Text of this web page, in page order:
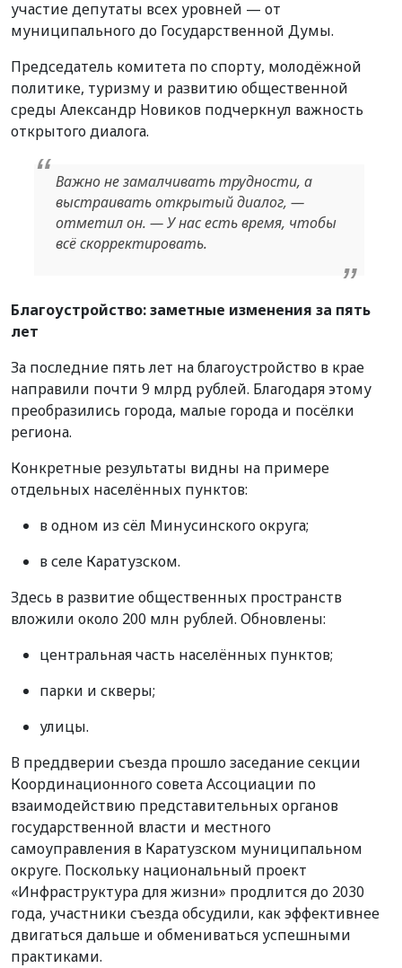
участие депутаты всех уровней — от
муниципального до Государственной Думы.
Председатель комитета по спорту, молодёжной
политике, туризму и развитию общественной
среды Александр Новиков подчеркнул важность
открытого диалога.
Важно не замалчивать трудности, а
выстраивать открытый диалог, —
отметил он. — У нас есть время, чтобы
всё скорректировать.
Благоустройство: заметные изменения за пять
лет
За последние пять лет на благоустройство в крае
направили почти 9 млрд рублей. Благодаря этому
преобразились города, малые города и посёлки
региона.
Конкретные результаты видны на примере
отдельных населённых пунктов:
в одном из сёл Минусинского округа;
в селе Каратузском.
Здесь в развитие общественных пространств
вложили около 200 млн рублей. Обновлены:
центральная часть населённых пунктов;
парки и скверы;
улицы.
В преддверии съезда прошло заседание секции
Координационного совета Ассоциации по
взаимодействию представительных органов
государственной власти и местного
самоуправления в Каратузском муниципальном
округе. Поскольку национальный проект
«Инфраструктура для жизни» продлится до 2030
года, участники съезда обсудили, как эффективнее
двигаться дальше и обмениваться успешными
практиками.